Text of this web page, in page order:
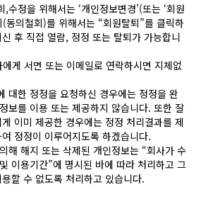
수정을 위해서는 ‘개인정보변경’(또는 ‘회원
동의철회)를 위해서는 “회원탈퇴”를 클릭하
후 직접 열람, 정정 또는 탈퇴가 가능합니
게 서면 또는 이메일로 연락하시면 지체없
대한 정정을 요청하신 경우에는 정정을 완
보를 이용 또는 제공하지 않습니다. 또한 잘
이미 제공한 경우에는 정정 처리결과를 제
정정이 이루어지도록 하겠습니다.
해 해지 또는 삭제된 개인정보는 “회사가 수
이용기간”에 명시된 바에 따라 처리하고 그
할 수 없도록 처리하고 있습니다.